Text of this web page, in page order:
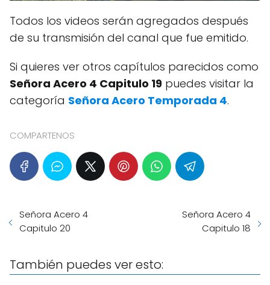
Todos los videos serán agregados después
de su transmisión del canal que fue emitido.
Si quieres ver otros capítulos parecidos como
Señora Acero 4 Capitulo 19 puedes visitar la
categoría Señora Acero Temporada 4.
COMPARTENOS
Señora Acero 4
Capitulo 20
Señora Acero 4
Capitulo 18
También puedes ver esto: